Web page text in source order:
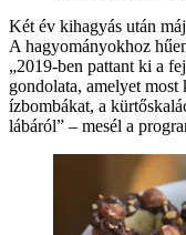
Két év kihagyás után
A hagyományokhoz
„2019-ben pattant ki a
gondolata, amelyet
ízbombákat, a
lábáról” – mesél a